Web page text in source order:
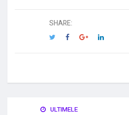
SHARE:
ULTIMELE